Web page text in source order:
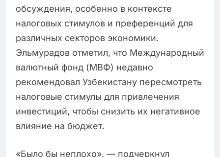
обсуждения, особенно в контексте
налоговых стимулов и преференций для
различных секторов экономики.
Эльмурадов отметил, что Международный
валютный фонд (МВФ) недавно
рекомендовал Узбекистану пересмотреть
налоговые стимулы для привлечения
инвестиций, чтобы снизить их негативное
влияние на бюджет.
«Было бы неплохо», — подчеркнул